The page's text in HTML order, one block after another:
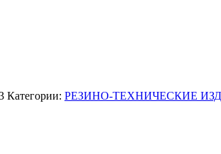
Категории: РЕЗИНО-ТЕХНИЧЕСКИЕ